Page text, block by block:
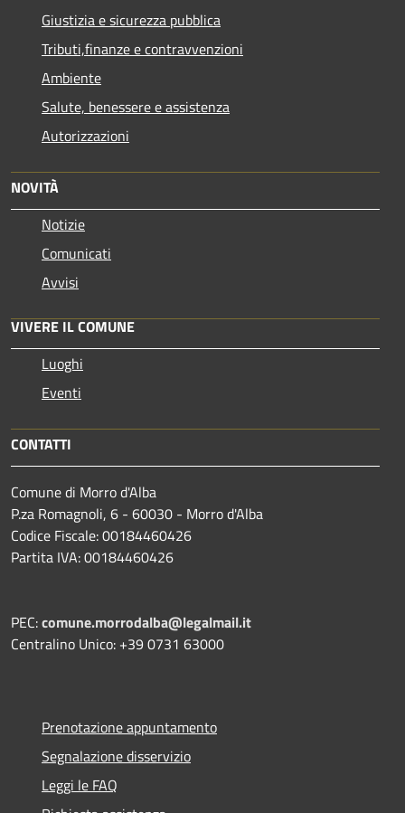
Giustizia e sicurezza pubblica
Tributi,finanze e contravvenzioni
Ambiente
Salute, benessere e assistenza
Autorizzazioni
NOVITÀ
Notizie
Comunicati
Avvisi
VIVERE IL COMUNE
Luoghi
Eventi
CONTATTI
Comune di Morro d'Alba
P.za Romagnoli, 6 - 60030 - Morro d'Alba
Codice Fiscale: 00184460426
Partita IVA: 00184460426
PEC:comune.morrodalba@legalmail.it
Centralino Unico: +39 0731 63000
Prenotazione appuntamento
Segnalazione disservizio
Leggi le FAQ